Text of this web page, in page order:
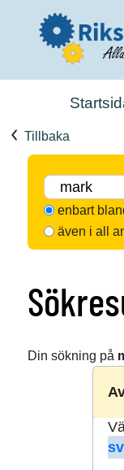
Tillbaka
enbart
även i all
Din sökning på